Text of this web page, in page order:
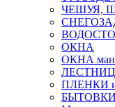
ЧЕШУЯ,
ОКНА
ОКНА
ПЛЕНКИ
БЫТОВКИ